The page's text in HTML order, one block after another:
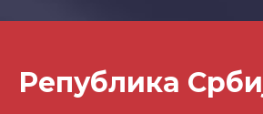
Република